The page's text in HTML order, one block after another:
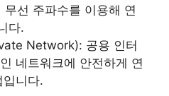
선 주파수를 이용해 연
다.
Network): 공용 인터
네트워크에 안전하게 연
입니다.